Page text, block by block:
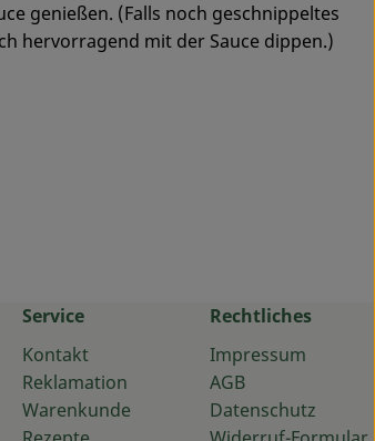
genießen. (Falls noch geschnippeltes
hervorragend mit der Sauce dippen.)
Service
Kontakt
Reklamation
Warenkunde
Rechtliches
Impressum
AGB
Datenschutz